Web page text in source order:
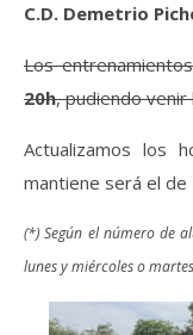
C.D. Demetrio
Los
20h, pudiendo
Actualizamos los
mantiene será el de
(*) Según el número de
lunes y miércoles o